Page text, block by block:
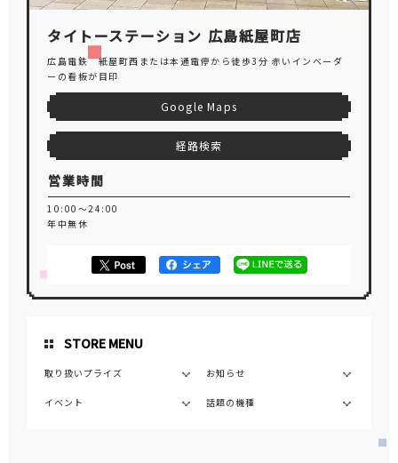
STORE MENU
取り扱いプライズ お知らせ
イベント 話題の機種
タイトーステーション 広島紙屋町店
広島電鉄 紙屋町西または本通電停から徒歩3分 赤いインベーダ
ーの看板が目印
Google Maps
経路検索
営業時間
10:00～24:00
年中無休